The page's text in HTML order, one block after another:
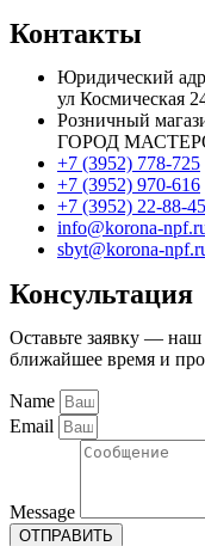
Контакты
Юридический
ул Космическая
Розничный
ГОРОД
+7 (3952) 778-725
+7 (3952) 970-616
+7 (3952) 22-88-45
info@korona-
sbyt@korona-
Консультация
Оставьте заявку —
ближайшее время и
Name
Email
Message
ОТПРАВИТЬ